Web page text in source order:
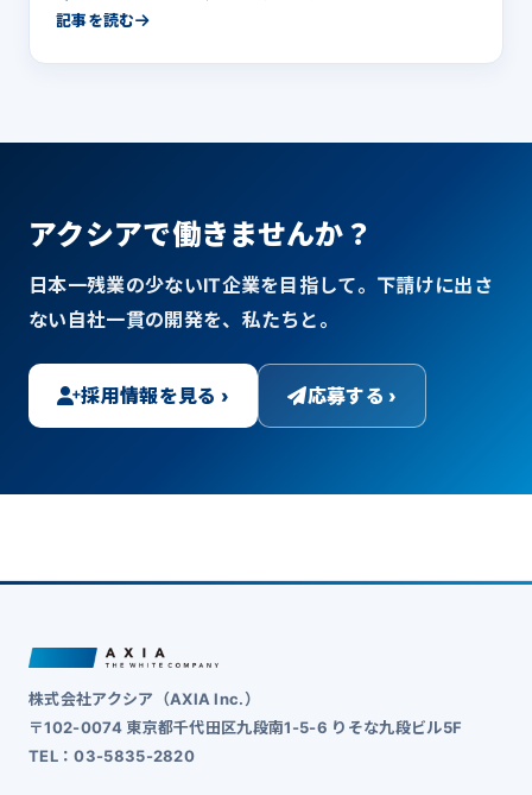
記事を読む
アクシアで働きませんか？
日本一残業の少ないIT企業を目指して。下請けに出さ
ない自社一貫の開発を、私たちと。
採用情報を見る › 応募する ›
株式会社アクシア（AXIA Inc.）
〒102-0074 東京都千代田区九段南1-5-6 りそな九段ビル5F
TEL：03-5835-2820